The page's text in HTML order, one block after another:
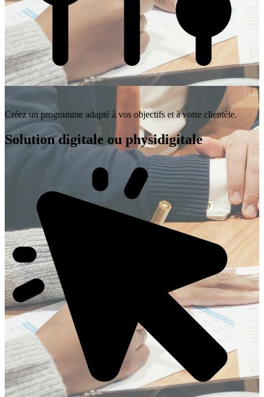
Créez un programme adapté à vos objectifs et à votre clientèle.
Solution digitale ou physidigitale